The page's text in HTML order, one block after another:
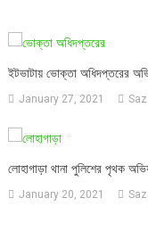
ইটভাটায় ভোক্তা অধিদপ্তরের
January 27, 2021
লোহাগাড়া থানা পুলিশের পৃথক
January 20, 2021